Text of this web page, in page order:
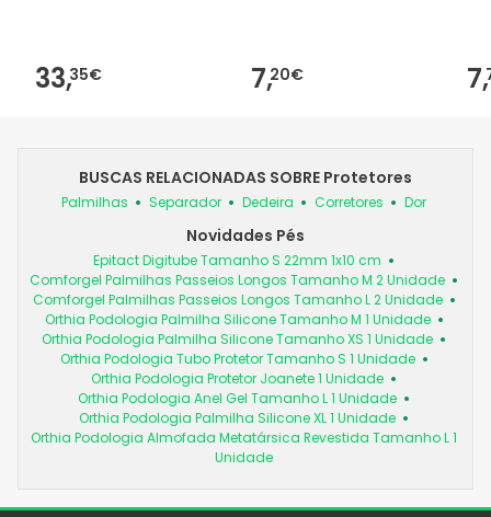
33,35€ 7,20€ 7,
BUSCAS RELACIONADAS SOBRE Protetores
Palmilhas Separador Dedeira Corretores Dor
Novidades Pés
Epitact Digitube Tamanho S 22mm 1x10 cm
Comforgel Palmilhas Passeios Longos Tamanho M 2 Unidade
Comforgel Palmilhas Passeios Longos Tamanho L 2 Unidade
Orthia Podologia Palmilha Silicone Tamanho M 1 Unidade
Orthia Podologia Palmilha Silicone Tamanho XS 1 Unidade
Orthia Podologia Tubo Protetor Tamanho S 1 Unidade
Orthia Podologia Protetor Joanete 1 Unidade
Orthia Podologia Anel Gel Tamanho L 1 Unidade
Orthia Podologia Palmilha Silicone XL 1 Unidade
Orthia Podologia Almofada Metatársica Revestida Tamanho L 1
Unidade